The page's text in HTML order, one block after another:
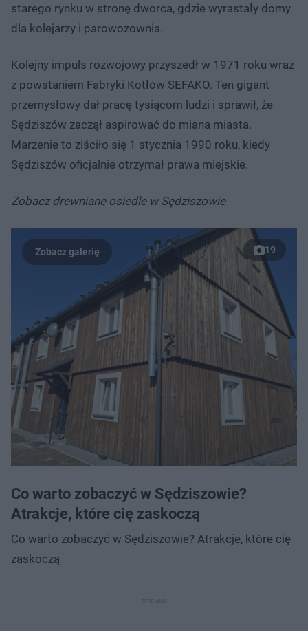
starego rynku w stronę dworca, gdzie wyrastały domy
dla kolejarzy i parowozownia.
Kolejny impuls rozwojowy przyszedł w 1971 roku wraz
z powstaniem Fabryki Kotłów SEFAKO. Ten gigant
przemysłowy dał pracę tysiącom ludzi i sprawił, że
Sędziszów zaczął aspirować do miana miasta.
Marzenie to ziściło się 1 stycznia 1990 roku, kiedy
Sędziszów oficjalnie otrzymał prawa miejskie.
Zobacz drewniane osiedle w Sędziszowie
19
Co warto zobaczyć w Sędziszowie?
Atrakcje, które cię zaskoczą
Co warto zobaczyć w Sędziszowie? Atrakcje, które cię
zaskoczą